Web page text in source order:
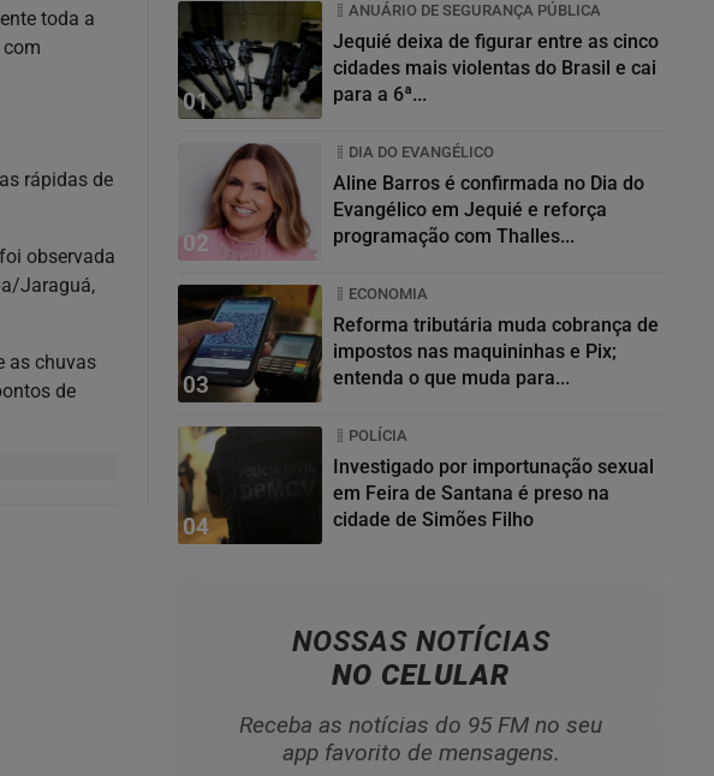
toda a
rápidas de
observada
Jaraguá,
as chuvas
de
01
ANUÁRIO DE SEGURANÇA PÚBLICA
Jequié deixa de figurar entre as cinco
cidades mais violentas do Brasil e cai
para a 6ª...
02
DIA DO EVANGÉLICO
Aline Barros é confirmada no Dia do
Evangélico em Jequié e reforça
programação com Thalles...
03
ECONOMIA
Reforma tributária muda cobrança de
impostos nas maquininhas e Pix;
entenda o que muda para...
04
POLÍCIA
Investigado por importunação sexual
em Feira de Santana é preso na
cidade de Simões Filho
NOSSAS NOTÍCIAS
NO CELULAR
Receba as notícias do 95 FM no seu
app favorito de mensagens.